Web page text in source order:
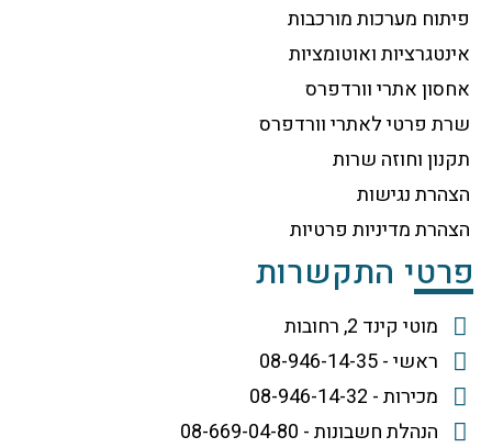
פיתוח מערכות מורכבות
אינטגרציות ואוטומציות
אחסון אתרי וורדפרס
שרת פרטי לאתרי וורדפרס
תקנון וחוזה שרות
הצהרת נגישות
הצהרת מדיניות פרטיות
פרטי התקשרות
מוטי קינד 2, רחובות
ראשי - 08-946-14-35
מכירות - 08-946-14-32
הנהלת חשבונות - 08-669-04-80